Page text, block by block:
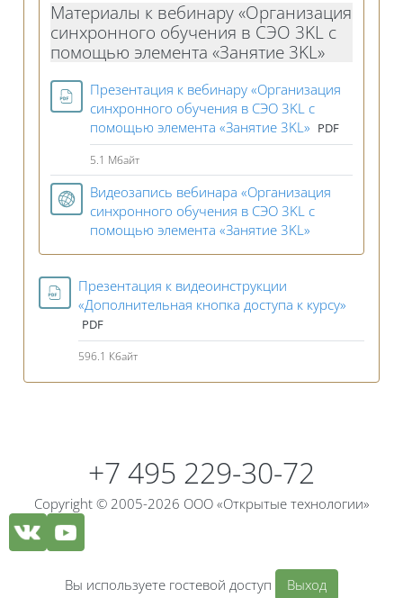
Материалы к вебинару «Организация
синхронного обучения в СЭО 3KL c
помощью элемента «Занятие 3KL»
Презентация к вебинару «Организация
синхронного обучения в СЭО 3KL c
помощью элемента «Занятие 3KL» Файл
PDF
5.1 Мбайт
Видеозапись вебинара «Организация
синхронного обучения в СЭО 3KL c
помощью элемента «Занятие 3KL»
Презентация к видеоинструкции
«Дополнительная кнопка доступа к курсу»
PDF
596.1 Кбайт
+7 495 229-30-72
Copyright © 2005-2026 ООО «Открытые технологии»
Вы используете гостевой доступ Выход